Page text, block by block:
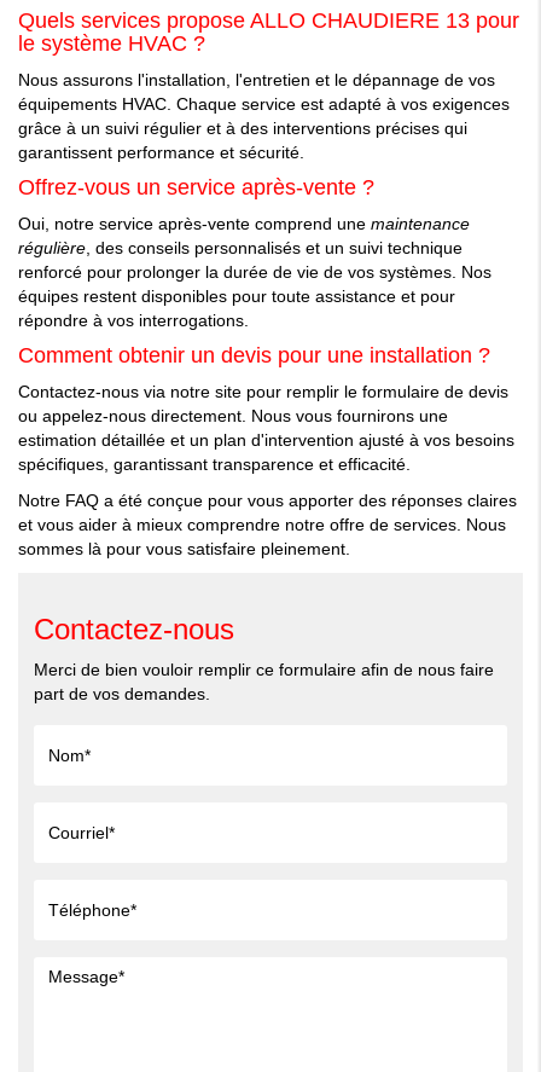
Quels services propose ALLO CHAUDIERE 13 pour
le système HVAC ?
Nous assurons l'installation, l'entretien et le dépannage de vos
équipements HVAC. Chaque service est adapté à vos exigences
grâce à un suivi régulier et à des interventions précises qui
garantissent performance et sécurité.
Offrez-vous un service après-vente ?
Oui, notre service après-vente comprend une maintenance
régulière , des conseils personnalisés et un suivi technique
renforcé pour prolonger la durée de vie de vos systèmes. Nos
équipes restent disponibles pour toute assistance et pour
répondre à vos interrogations.
Comment obtenir un devis pour une installation ?
Contactez-nous via notre site pour remplir le formulaire de devis
ou appelez-nous directement. Nous vous fournirons une
estimation détaillée et un plan d'intervention ajusté à vos besoins
spécifiques, garantissant transparence et efficacité.
Notre FAQ a été conçue pour vous apporter des réponses claires
et vous aider à mieux comprendre notre offre de services. Nous
sommes là pour vous satisfaire pleinement.
Contactez-nous
Merci de bien vouloir remplir ce formulaire afin de nous faire
part de vos demandes.